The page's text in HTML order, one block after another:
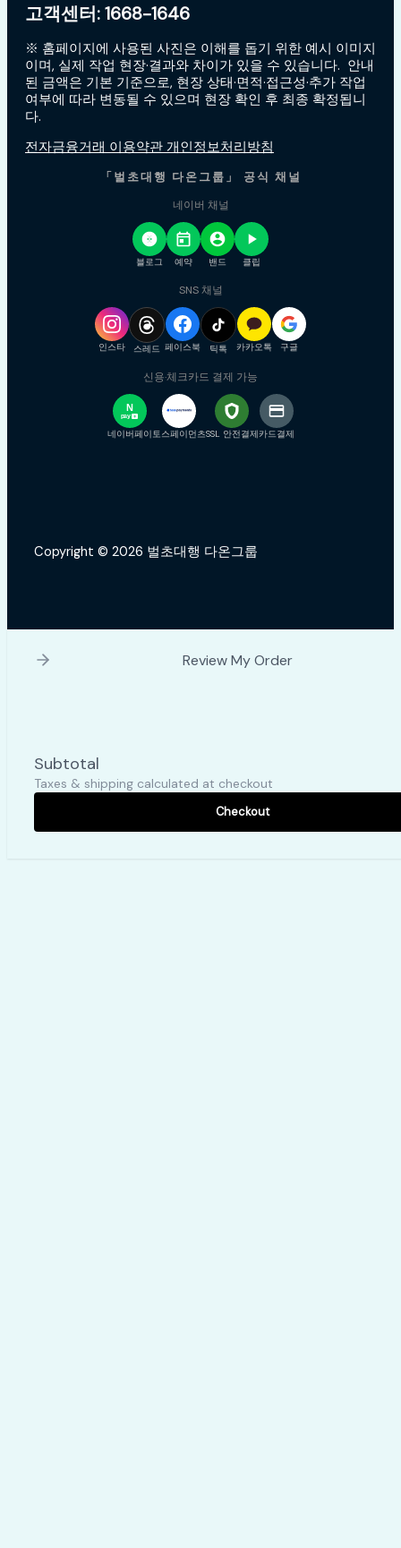
고객센터: 1668-1646
※ 홈페이지에 사용된 사진은 이해를 돕기 위한 예시 이미지
이며, 실제 작업 현장·결과와 차이가 있을 수 있습니다. 안내
된 금액은 기본 기준으로, 현장 상태·면적·접근성·추가 작업
여부에 따라 변동될 수 있으며 현장 확인 후 최종 확정됩니
다.
전자금융거래 이용약관 개인정보처리방침
「벌초대행 다온그룹」 공식 채널
네이버 채널
블로그 예약 밴드 클립
SNS 채널
인스타 스레드 페이스북 틱톡 카카오톡 구글
신용·체크카드 결제 가능
N
pay +
네이버페이토스페이먼츠SSL 안전결제카드결제
Copyright © 2026 벌초대행 다온그룹
Review My Order
Subtotal
Taxes & shipping calculated at checkout
Checkout